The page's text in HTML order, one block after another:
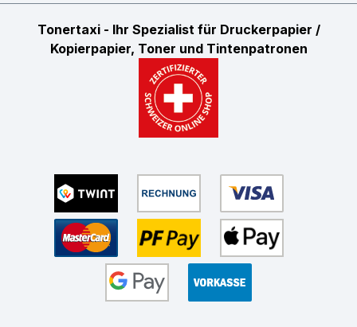
Tonertaxi - Ihr Spezialist für Druckerpapier /
Kopierpapier, Toner und Tintenpatronen